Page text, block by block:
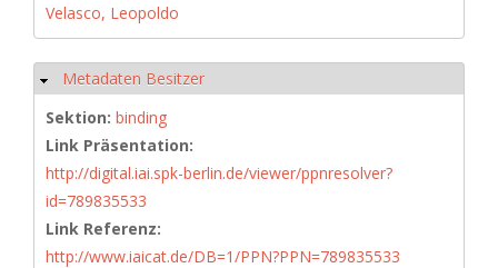
Velasco, Leopoldo
Hide
Metadaten Besitzer
Sektion: binding
Link Präsentation:
http://digital.iai.spk-berlin.de/viewer/ppnresolver?
id=789835533
Link Referenz:
http://www.iaicat.de/DB=1/PPN?PPN=789835533